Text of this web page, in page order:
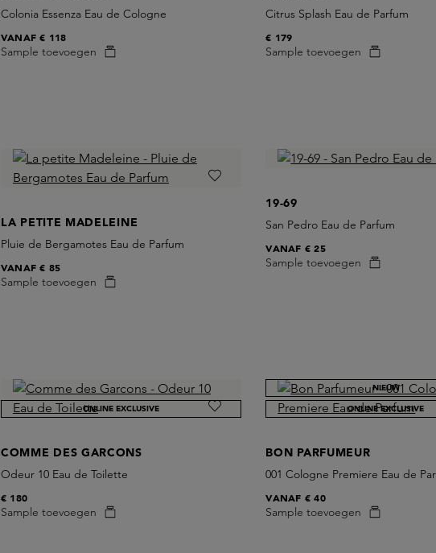
Colonia Essenza Eau de Cologne
Sample toevoegen
VANAF€ 118
Citrus Splash Eau de Parfum
Sample toevoegen
€ 179
LA PETITE MADELEINE
Pluie de Bergamotes Eau de Parfum
Sample toevoegen
VANAF€ 85
19-69
San Pedro Eau de Parfum
Sample toevoegen
VANAF € 25
ONLINE EXCLUSIVE
COMME DES GARCONS
Odeur 10 Eau de Toilette
Sample toevoegen
€ 180
NIEUW
ONLINE EXCLUSIVE
BON PARFUMEUR
001 Cologne Premiere Eau de
Sample toevoegen
VANAF € 40